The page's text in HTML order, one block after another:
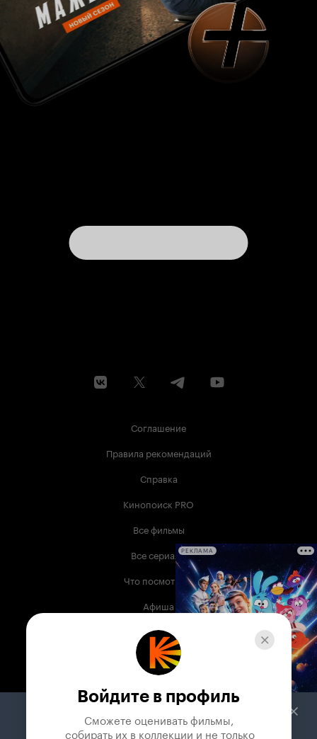
Соглашение
Правила рекомендаций
Справка
Кинопоиск PRO
Все фильмы
Все сериалы
Что посмотреть
Афиша
Музыка
Телепрограмма
Служба поддержки
РЕКЛАМА
Войдите в профиль
Сможете оценивать фильмы,
собирать их в коллекции и не только